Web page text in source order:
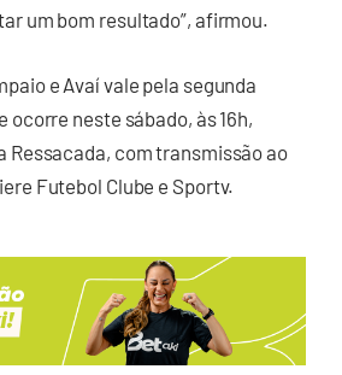
um bom resultado”, afirmou.
e Avaí vale pela segunda
ocorre neste sábado, às 16h,
Ressacada, com transmissão ao
Futebol Clube e Sportv.